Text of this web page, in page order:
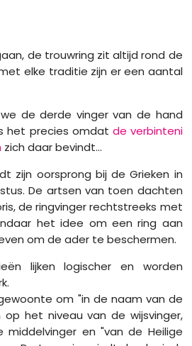
de trouwring zit altijd rond de
elke traditie zijn er een aantal
de derde vinger van de hand
het precies omdat de verbinteni
zich daar bevindt...
zijn oorsprong bij de Grieken in
De artsen van toen dachten
de ringvinger rechtstreeks met
het idee om een ​​ring aan
om de ader te beschermen.
lijken logischer en worden
om "in de naam van de
het niveau van de wijsvinger,
en "van de Heilige